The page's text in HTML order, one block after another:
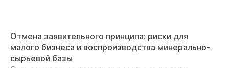
Отмена заявительного принципа: риски для
малого бизнеса и воспроизводства минерально-
сырьевой базы